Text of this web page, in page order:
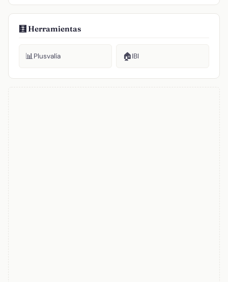
🧮 Herramientas
📊Plusvalía 🏠IBI